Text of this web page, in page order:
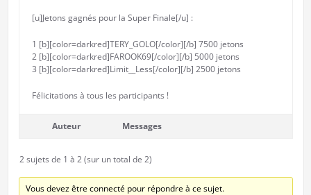
[u]Jetons gagnés pour la Super Finale[/u] :
1 [b][color=darkred]TERY_GOLO[/color][/b] 7500 jetons
2 [b][color=darkred]FAROOK69[/color][/b] 5000 jetons
3 [b][color=darkred]Limit__Less[/color][/b] 2500 jetons
Félicitations à tous les participants !
Auteur Messages
2 sujets de 1 à 2 (sur un total de 2)
Vous devez être connecté pour répondre à ce sujet.